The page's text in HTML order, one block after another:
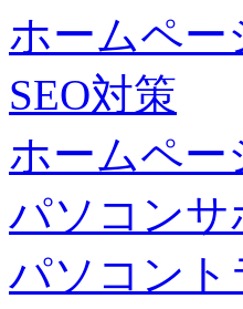
ホームペー
SEO対策
ホームペー
パソコンサ
パソコント